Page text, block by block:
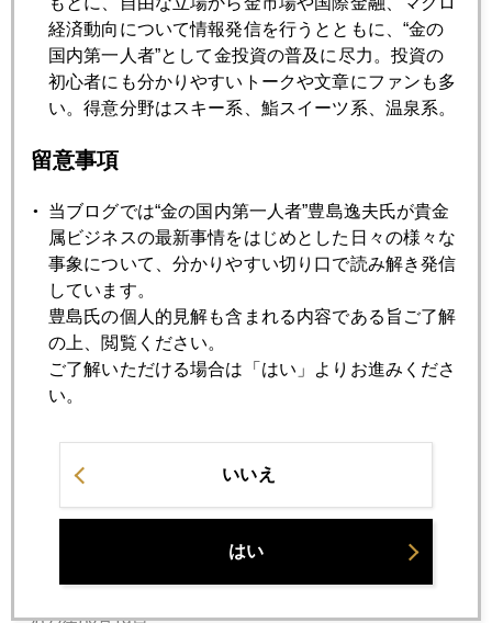
2022年08月29日
ジャクソンホール大波乱、ＮＹ金安に円安
2022年08月26日
土曜朝にＹｏｕＴｕｂｅでジャクソンホール総括
2022年08月25日
ジャクソンホール、ミスタークロダは何を語るか
2022年08月24日
欧州のエネルギー危機
ジャクソンホール、金市場が最も注目することとは
2022年08月22日
北の果ての砂金掘り体験が人気
経済動向について情報発信を行うとともに、“金の
国内第一人者”として金投資の普及に尽力。投資の
初心者にも分かりやすいトークや文章にファンも多
い。得意分野はスキー系、鮨スイーツ系、温泉系。
留意事項
当ブログでは“金の国内第一人者”豊島逸夫氏が貴金
属ビジネスの最新事情をはじめとした日々の様々な
事象について、分かりやすい切り口で読み解き発信
しています。
豊島氏の個人的見解も含まれる内容である旨ご了解
の上、閲覧ください。
ご了解いただける場合は「はい」よりお進みくださ
い。
いいえ
はい